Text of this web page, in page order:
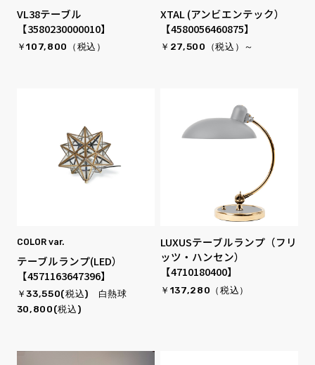
VL38テーブル
【3580230000010】
￥107,800（税込）
XTAL (アンビエンテック）
【4580056460875】
￥27,500（税込）～
COLOR var.
テーブルランプ(LED）
【4571163647396】
￥33,550(税込) 白熱球
30,800(税込)
LUXUSテーブルランプ（フリ
ッツ・ハンセン）
【4710180400】
￥137,280（税込）